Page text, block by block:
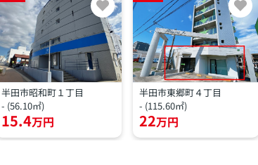
半田市昭和町１丁目
- (56.10㎡)
15.4万円
半田市東郷町４丁目
- (115.60㎡)
22万円